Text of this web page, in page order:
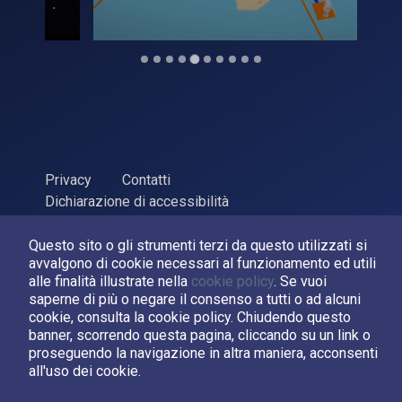
Questo sito o gli strumenti terzi da questo utilizzati si
avvalgono di cookie necessari al funzionamento ed utili
alle finalità illustrate nella cookie policy. Se vuoi
saperne di più o negare il consenso a tutti o ad alcuni
cookie, consulta la cookie policy. Chiudendo questo
banner, scorrendo questa pagina, cliccando su un link o
proseguendo la navigazione in altra maniera, acconsenti
all'uso dei cookie.
Privacy
Contatti
Dichiarazione di accessibilità
ASI Agenzia Spaziale Italiana, 2026. P.Iva 03638121008
Sviluppato daLPM
Seguici su:
Asi su Facebook
Asi su XCanale Asi su YouTube